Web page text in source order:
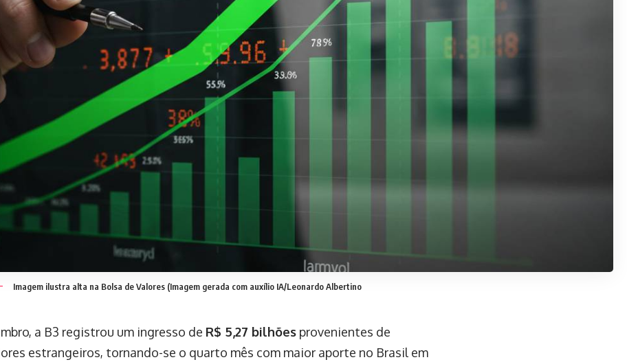
Imagem ilustra alta na Bolsa de Valores (Imagem gerada com auxílio IA/Leonardo Albertino
a B3 registrou um ingresso de R$ 5,27 bilhões provenientes de
estrangeiros, tornando-se o quarto mês com maior aporte no Brasil em